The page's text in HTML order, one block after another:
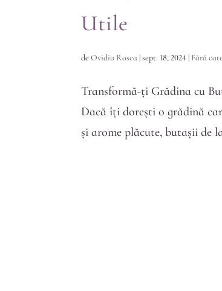
Utile
deOvidiu Rosca |sept. 18, 2024 | Fără
Transformă-ți Grădina cu
Dacă îți dorești o grădină
și arome plăcute, butașii de